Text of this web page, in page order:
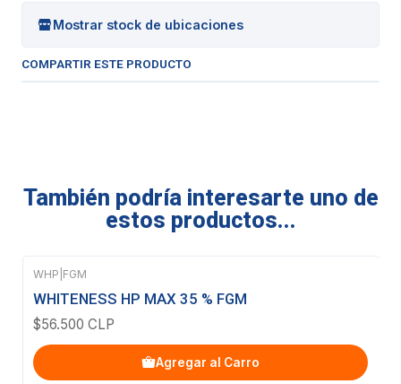
Mostrar stock de ubicaciones
COMPARTIR ESTE PRODUCTO
También podría interesarte uno de
estos productos...
WHP FGM
WHITENESS HP MAX 35 % FGM
$56.500 CLP
Agregar al Carro